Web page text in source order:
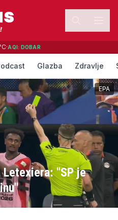
·AQI: DOBAR
Glazba Zdravlje
"SP je
EPA